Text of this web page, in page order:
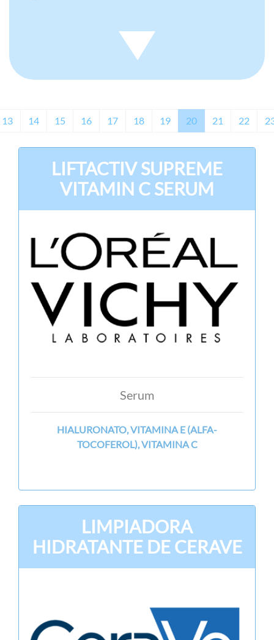
13 14 15 16 17 18 19 20 21 22
LIFTACTIV SUPREME
VITAMIN C SERUM
Serum
HIALURONATO, VITAMINA E (ALFA-
TOCOFEROL), VITAMINA C
LIMPIADORA
HIDRATANTE DE CERAVE